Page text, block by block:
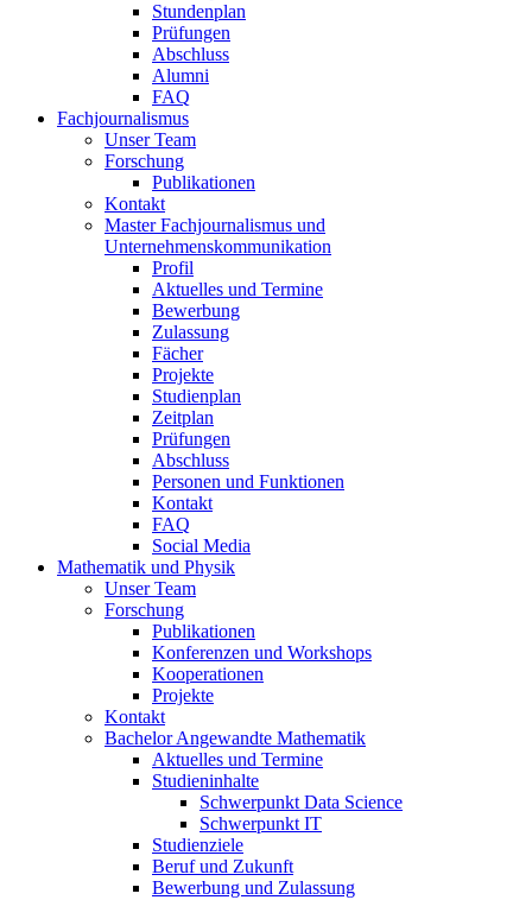
Stundenplan
Prüfungen
Abschluss
Alumni
FAQ
Fachjournalismus
Unser Team
Forschung
Publikationen
Kontakt
Master Fachjournalismus und
Unternehmenskommunikation
Profil
Aktuelles und Termine
Bewerbung
Zulassung
Fächer
Projekte
Studienplan
Zeitplan
Prüfungen
Abschluss
Personen und Funktionen
Kontakt
FAQ
Social Media
Mathematik und Physik
Unser Team
Forschung
Publikationen
Konferenzen und Workshops
Kooperationen
Projekte
Kontakt
Bachelor Angewandte Mathematik
Aktuelles und Termine
Studieninhalte
Schwerpunkt Data Science
Schwerpunkt IT
Studienziele
Beruf und Zukunft
Bewerbung und Zulassung